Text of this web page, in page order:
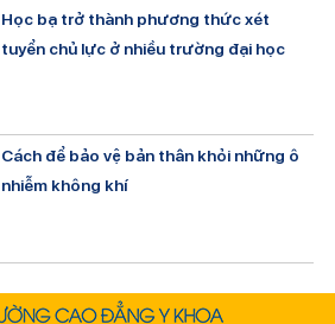
Học bạ trở thành phương thức xét
tuyển chủ lực ở nhiều trường đại học
Cách để bảo vệ bản thân khỏi những ô
nhiễm không khí